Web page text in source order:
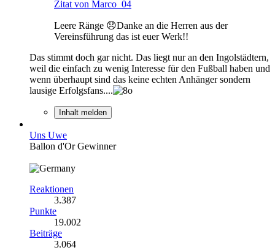
Zitat von Marco_04
Leere Ränge 😞Danke an die Herren aus der
Vereinsführung das ist euer Werk!!
Das stimmt doch gar nicht. Das liegt nur an den Ingolstädtern,
weil die einfach zu wenig Interesse für den Fußball haben und
wenn überhaupt sind das keine echten Anhänger sondern
lausige Erfolgsfans....
Inhalt melden
Uns Uwe
Ballon d'Or Gewinner
Reaktionen
3.387
Punkte
19.002
Beiträge
3.064